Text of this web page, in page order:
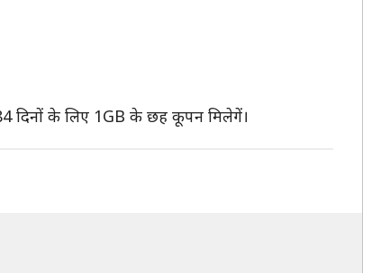
दिनों के लिए 1GB के छह कूपन मिलेगें।